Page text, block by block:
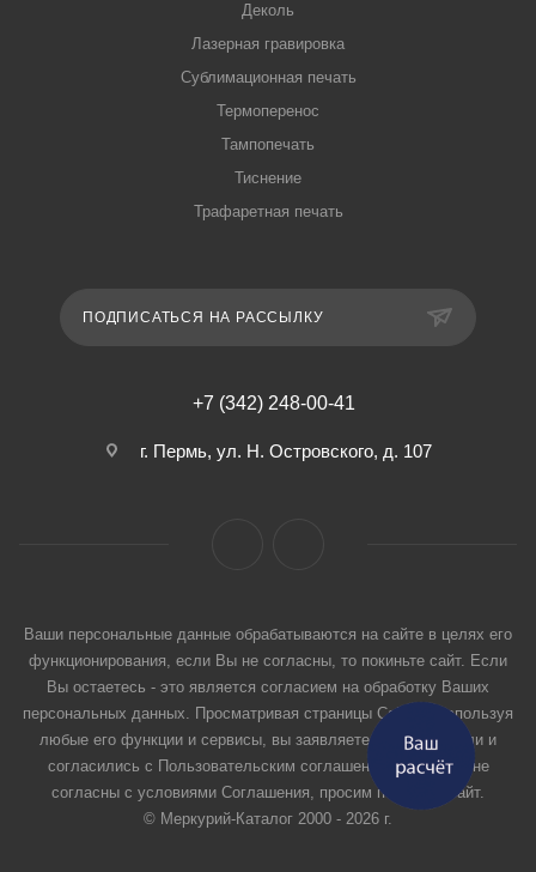
Деколь
Лазерная гравировка
Сублимационная печать
Термоперенос
Тампопечать
Тиснение
Трафаретная печать
ПОДПИСАТЬСЯ НА РАССЫЛКУ
+7 (342) 248-00-41
г. Пермь, ул. Н. Островского, д. 107
Ваши персональные данные обрабатываются на сайте в целях его
функционирования, если Вы не согласны, то покиньте сайт. Если
Вы остаетесь - это является согласием на обработку Ваших
персональных данных. Просматривая страницы Сайта и используя
любые его функции и сервисы, вы заявляете, что прочитали и
согласились с Пользовательским соглашением. Если вы не
согласны с условиями Соглашения, просим покинуть Сайт.
© Меркурий-Каталог 2000 - 2026 г.